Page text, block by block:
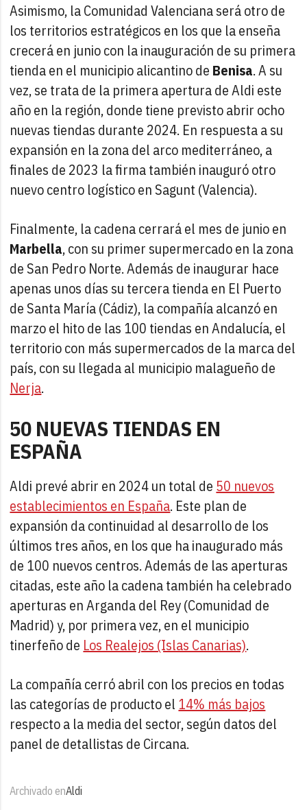
Asimismo, la Comunidad Valenciana será otro de
los territorios estratégicos en los que la enseña
crecerá en junio con la inauguración de su primera
tienda en el municipio alicantino de Benisa. A su
vez, se trata de la primera apertura de Aldi este
año en la región, donde tiene previsto abrir ocho
nuevas tiendas durante 2024. En respuesta a su
expansión en la zona del arco mediterráneo, a
finales de 2023 la firma también inauguró otro
nuevo centro logístico en Sagunt (Valencia).
Finalmente, la cadena cerrará el mes de junio en
Marbella, con su primer supermercado en la zona
de San Pedro Norte. Además de inaugurar hace
apenas unos días su tercera tienda en El Puerto
de Santa María (Cádiz), la compañía alcanzó en
marzo el hito de las 100 tiendas en Andalucía, el
territorio con más supermercados de la marca del
país, con su llegada al municipio malagueño de
Nerja.
50 NUEVAS TIENDAS EN
ESPAÑA
Aldi prevé abrir en 2024 un total de 50 nuevos
establecimientos en España. Este plan de
expansión da continuidad al desarrollo de los
últimos tres años, en los que ha inaugurado más
de 100 nuevos centros. Además de las aperturas
citadas, este año la cadena también ha celebrado
aperturas en Arganda del Rey (Comunidad de
Madrid) y, por primera vez, en el municipio
tinerfeño de Los Realejos (Islas Canarias).
La compañía cerró abril con los precios en todas
las categorías de producto el 14% más bajos
respecto a la media del sector, según datos del
panel de detallistas de Circana.
Archivado enAldi